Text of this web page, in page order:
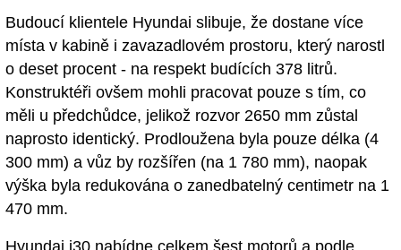
Budoucí klientele Hyundai slibuje, že dostane více
místa v kabině i zavazadlovém prostoru, který narostl
o deset procent - na respekt budících 378 litrů.
Konstruktéři ovšem mohli pracovat pouze s tím, co
měli u předchůdce, jelikož rozvor 2650 mm zůstal
naprosto identický. Prodloužena byla pouze délka (4
300 mm) a vůz by rozšířen (na 1 780 mm), naopak
výška byla redukována o zanedbatelný centimetr na 1
470 mm.